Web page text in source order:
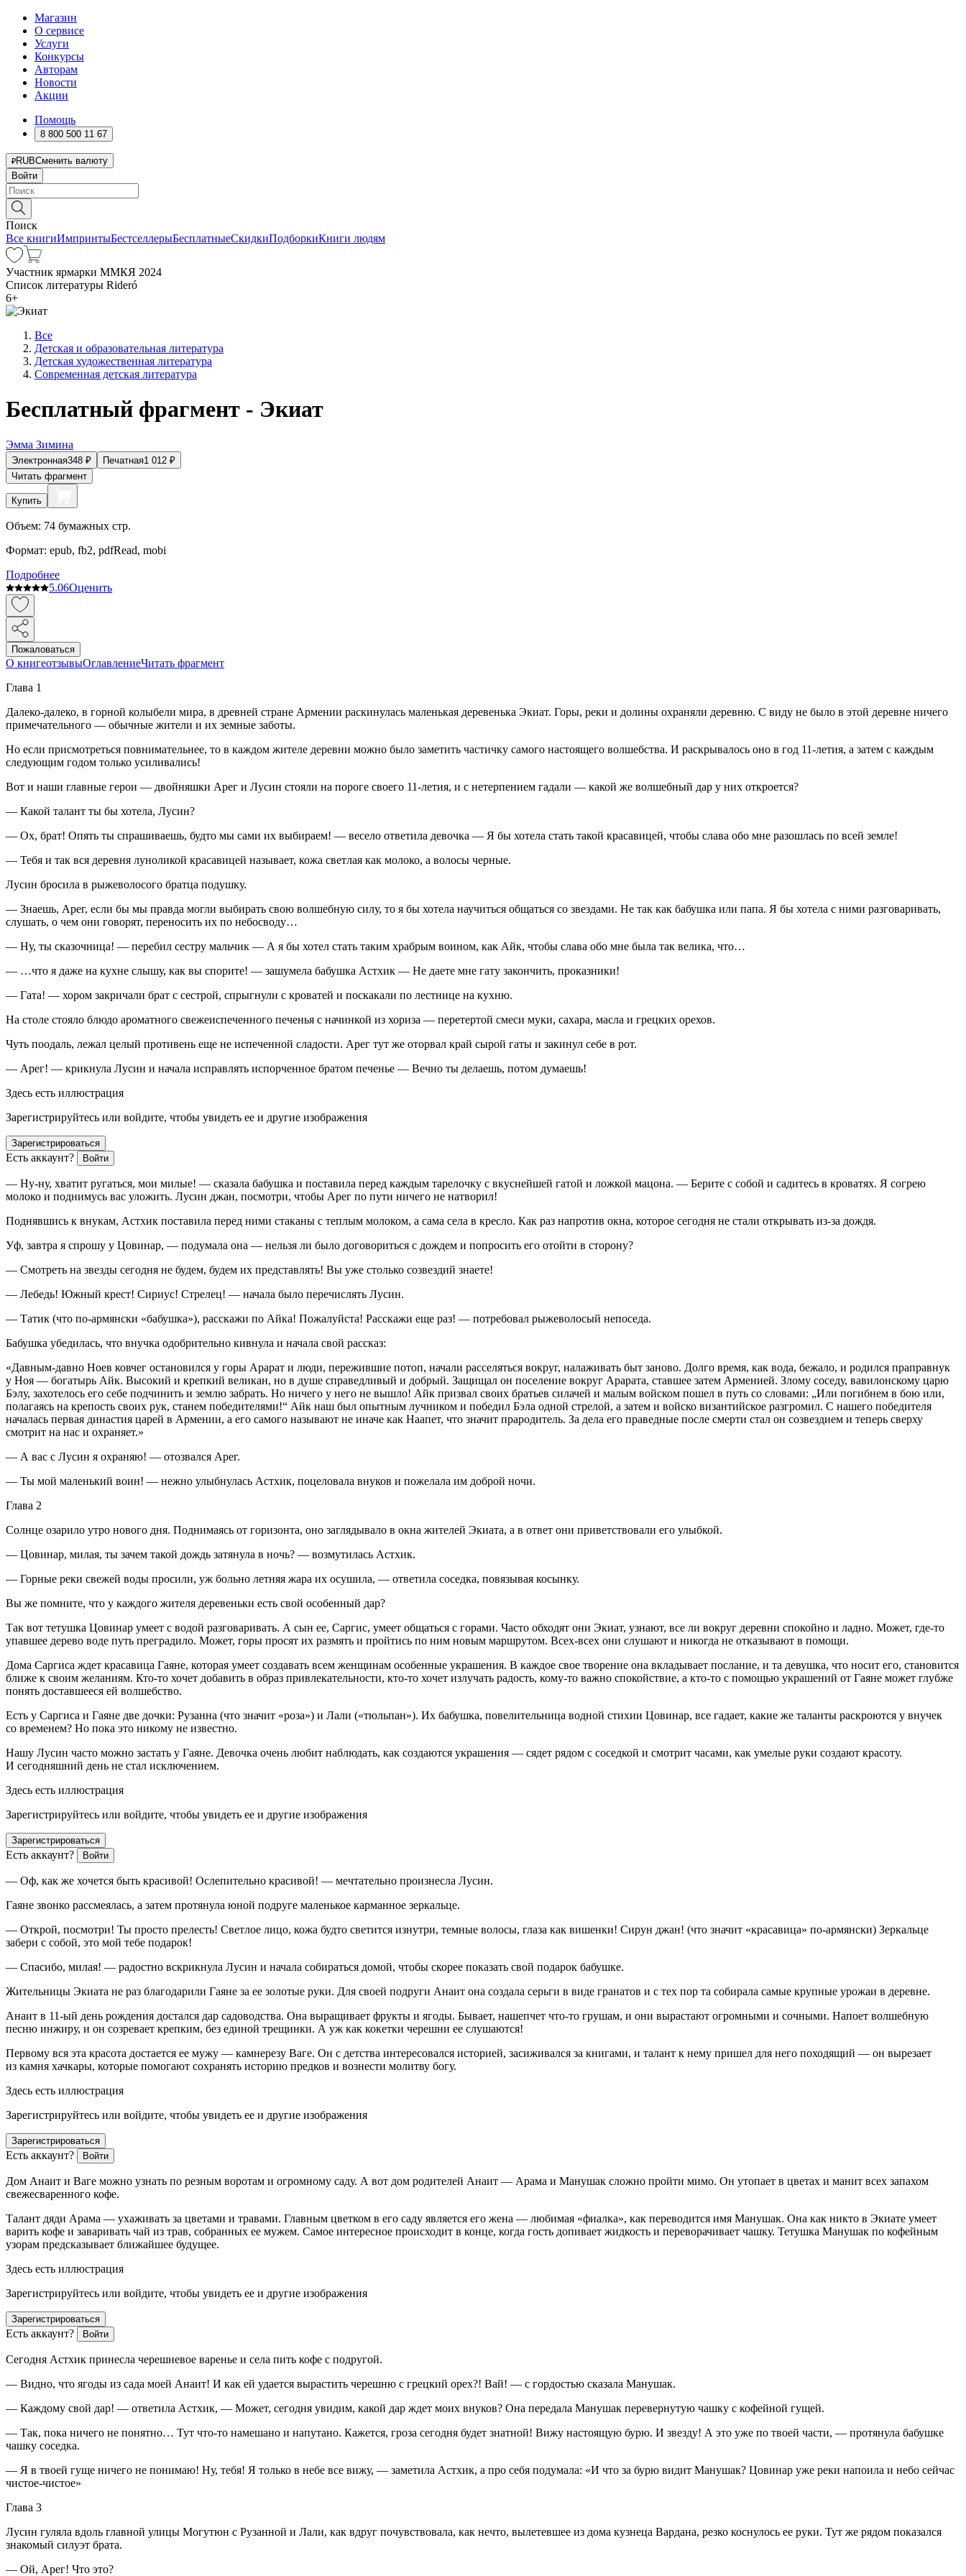
Магазин
О сервисе
Услуги
Конкурсы
Авторам
Новости
Акции
Помощь
8 800 500 11 67
RUBСменить валюту
Войти
Поиск
Все книгиИмпринтыБестселлерыБесплатныеСкидкиПодборкиКниги людям
Участник ярмарки ММКЯ 2024
Список литературы Rideró
6+
Все
Детская и образовательная литература
Детская художественная литература
Современная детская литература
Бесплатный фрагмент - Экиат
Эмма Зимина
Электронная348 ₽ Печатная1 012 ₽
Читать фрагмент
Купить
Объем: 74 бумажных стр.
Формат: epub, fb2, pdfRead, mobi
Подробнее
5.06Оценить
Пожаловаться
О книгеотзывыОглавлениеЧитать фрагмент
Глава 1
Далеко-далеко, в горной колыбели мира, в древней стране Армении раскинулась маленькая деревенька Экиат. Горы, реки и долины охраняли деревню. С виду не было в этой деревне ничего
примечательного — обычные жители и их земные заботы.
Но если присмотреться повнимательнее, то в каждом жителе деревни можно было заметить частичку самого настоящего волшебства. И раскрывалось оно в год 11-летия, а затем с каждым
следующим годом только усиливались!
Вот и наши главные герои — двойняшки Арег и Лусин стояли на пороге своего 11-летия, и с нетерпением гадали — какой же волшебный дар у них откроется?
— Какой талант ты бы хотела, Лусин?
— Ох, брат! Опять ты спрашиваешь, будто мы сами их выбираем! — весело ответила девочка — Я бы хотела стать такой красавицей, чтобы слава обо мне разошлась по всей земле!
— Тебя и так вся деревня луноликой красавицей называет, кожа светлая как молоко, а волосы черные.
Лусин бросила в рыжеволосого братца подушку.
— Знаешь, Арег, если бы мы правда могли выбирать свою волшебную силу, то я бы хотела научиться общаться со звездами. Не так как бабушка или папа. Я бы хотела с ними разговаривать,
слушать, о чем они говорят, переносить их по небосводу…
— Ну, ты сказочница! — перебил сестру мальчик — А я бы хотел стать таким храбрым воином, как Айк, чтобы слава обо мне была так велика, что…
— …что я даже на кухне слышу, как вы спорите! — зашумела бабушка Астхик — Не даете мне гату закончить, проказники!
— Гата! — хором закричали брат с сестрой, спрыгнули с кроватей и поскакали по лестнице на кухню.
На столе стояло блюдо ароматного свежеиспеченного печенья с начинкой из хориза — перетертой смеси муки, сахара, масла и грецких орехов.
Чуть поодаль, лежал целый противень еще не испеченной сладости. Арег тут же оторвал край сырой гаты и закинул себе в рот.
— Арег! — крикнула Лусин и начала исправлять испорченное братом печенье — Вечно ты делаешь, потом думаешь!
Здесь есть иллюстрация
Зарегистрируйтесь или войдите, чтобы увидеть ее и другие изображения
Зарегистрироваться
Есть аккаунт? Войти
— Ну-ну, хватит ругаться, мои милые! — сказала бабушка и поставила перед каждым тарелочку с вкуснейшей гатой и ложкой мацона. — Берите с собой и садитесь в кроватях. Я согрею
молоко и поднимусь вас уложить. Лусин джан, посмотри, чтобы Арег по пути ничего не натворил!
Поднявшись к внукам, Астхик поставила перед ними стаканы с теплым молоком, а сама села в кресло. Как раз напротив окна, которое сегодня не стали открывать из-за дождя.
Уф, завтра я спрошу у Цовинар, — подумала она — нельзя ли было договориться с дождем и попросить его отойти в сторону?
— Смотреть на звезды сегодня не будем, будем их представлять! Вы уже столько созвездий знаете!
— Лебедь! Южный крест! Сириус! Стрелец! — начала было перечислять Лусин.
— Татик (что по-армянски «бабушка»), расскажи по Айка! Пожалуйста! Расскажи еще раз! — потребовал рыжеволосый непоседа.
Бабушка убедилась, что внучка одобрительно кивнула и начала свой рассказ:
«Давным-давно Ноев ковчег остановился у горы Арарат и люди, пережившие потоп, начали расселяться вокруг, налаживать быт заново. Долго время, как вода, бежало, и родился праправнук
у Ноя — богатырь Айк. Высокий и крепкий великан, но в душе справедливый и добрый. Защищал он поселение вокруг Арарата, ставшее затем Арменией. Злому соседу, вавилонскому царю
Бэлу, захотелось его себе подчинить и землю забрать. Но ничего у него не вышло! Айк призвал своих братьев силачей и малым войском пошел в путь со словами: „Или погибнем в бою или,
полагаясь на крепость своих рук, станем победителями!“ Айк наш был опытным лучником и победил Бэла одной стрелой, а затем и войско византийское разгромил. С нашего победителя
началась первая династия царей в Армении, а его самого называют не иначе как Наапет, что значит прародитель. За дела его праведные после смерти стал он созвездием и теперь сверху
смотрит на нас и охраняет.»
— А вас с Лусин я охраняю! — отозвался Арег.
— Ты мой маленький воин! — нежно улыбнулась Астхик, поцеловала внуков и пожелала им доброй ночи.
Глава 2
Солнце озарило утро нового дня. Поднимаясь от горизонта, оно заглядывало в окна жителей Экиата, а в ответ они приветствовали его улыбкой.
— Цовинар, милая, ты зачем такой дождь затянула в ночь? — возмутилась Астхик.
— Горные реки свежей воды просили, уж больно летняя жара их осушила, — ответила соседка, повязывая косынку.
Вы же помните, что у каждого жителя деревеньки есть свой особенный дар?
Так вот тетушка Цовинар умеет с водой разговаривать. А сын ее, Саргис, умеет общаться с горами. Часто обходят они Экиат, узнают, все ли вокруг деревни спокойно и ладно. Может, где-то
упавшее дерево воде путь преградило. Может, горы просят их размять и пройтись по ним новым маршрутом. Всех-всех они слушают и никогда не отказывают в помощи.
Дома Саргиса ждет красавица Гаяне, которая умеет создавать всем женщинам особенные украшения. В каждое свое творение она вкладывает послание, и та девушка, что носит его, становится
ближе к своим желаниям. Кто-то хочет добавить в образ привлекательности, кто-то хочет излучать радость, кому-то важно спокойствие, а кто-то с помощью украшений от Гаяне может глубже
понять доставшееся ей волшебство.
Есть у Саргиса и Гаяне две дочки: Рузанна (что значит «роза») и Лали («тюльпан»). Их бабушка, повелительница водной стихии Цовинар, все гадает, какие же таланты раскроются у внучек
со временем? Но пока это никому не известно.
Нашу Лусин часто можно застать у Гаяне. Девочка очень любит наблюдать, как создаются украшения — сядет рядом с соседкой и смотрит часами, как умелые руки создают красоту.
И сегодняшний день не стал исключением.
Здесь есть иллюстрация
Зарегистрируйтесь или войдите, чтобы увидеть ее и другие изображения
Зарегистрироваться
Есть аккаунт? Войти
— Оф, как же хочется быть красивой! Ослепительно красивой! — мечтательно произнесла Лусин.
Гаяне звонко рассмеялась, а затем протянула юной подруге маленькое карманное зеркальце.
— Открой, посмотри! Ты просто прелесть! Светлое лицо, кожа будто светится изнутри, темные волосы, глаза как вишенки! Сирун джан! (что значит «красавица» по-армянски) Зеркальце
забери с собой, это мой тебе подарок!
— Спасибо, милая! — радостно вскрикнула Лусин и начала собираться домой, чтобы скорее показать свой подарок бабушке.
Жительницы Экиата не раз благодарили Гаяне за ее золотые руки. Для своей подруги Анаит она создала серьги в виде гранатов и с тех пор та собирала самые крупные урожаи в деревне.
Анаит в 11-ый день рождения достался дар садоводства. Она выращивает фрукты и ягоды. Бывает, нашепчет что-то грушам, и они вырастают огромными и сочными. Напоет волшебную
песню инжиру, и он созревает крепким, без единой трещинки. А уж как кокетки черешни ее слушаются!
Первому вся эта красота достается ее мужу — камнерезу Ваге. Он с детства интересовался историей, засиживался за книгами, и талант к нему пришел для него походящий — он вырезает
из камня хачкары, которые помогают сохранять историю предков и вознести молитву богу.
Здесь есть иллюстрация
Зарегистрируйтесь или войдите, чтобы увидеть ее и другие изображения
Зарегистрироваться
Есть аккаунт? Войти
Дом Анаит и Ваге можно узнать по резным воротам и огромному саду. А вот дом родителей Анаит — Арама и Манушак сложно пройти мимо. Он утопает в цветах и манит всех запахом
свежесваренного кофе.
Талант дяди Арама — ухаживать за цветами и травами. Главным цветком в его саду является его жена — любимая «фиалка», как переводится имя Манушак. Она как никто в Экиате умеет
варить кофе и заваривать чай из трав, собранных ее мужем. Самое интересное происходит в конце, когда гость допивает жидкость и переворачивает чашку. Тетушка Манушак по кофейным
узорам предсказывает ближайшее будущее.
Здесь есть иллюстрация
Зарегистрируйтесь или войдите, чтобы увидеть ее и другие изображения
Зарегистрироваться
Есть аккаунт? Войти
Сегодня Астхик принесла черешневое варенье и села пить кофе с подругой.
— Видно, что ягоды из сада моей Анаит! И как ей удается вырастить черешню с грецкий орех?! Вай! — с гордостью сказала Манушак.
— Каждому свой дар! — ответила Астхик, — Может, сегодня увидим, какой дар ждет моих внуков? Она передала Манушак перевернутую чашку с кофейной гущей.
— Так, пока ничего не понятно… Тут что-то намешано и напутано. Кажется, гроза сегодня будет знатной! Вижу настоящую бурю. И звезду! А это уже по твоей части, — протянула бабушке
чашку соседка.
— Я в твоей гуще ничего не понимаю! Ну, тебя! Я только в небе все вижу, — заметила Астхик, а про себя подумала: «И что за бурю видит Манушак? Цовинар уже реки напоила и небо сейчас
чистое-чистое»
Глава 3
Лусин гуляла вдоль главной улицы Могутюн с Рузанной и Лали, как вдруг почувствовала, как нечто, вылетевшее из дома кузнеца Вардана, резко коснулось ее руки. Тут же рядом показался
знакомый силуэт брата.
— Ой, Арег! Что это?